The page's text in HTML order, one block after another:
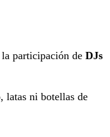
participación de DJs
latas ni botellas de